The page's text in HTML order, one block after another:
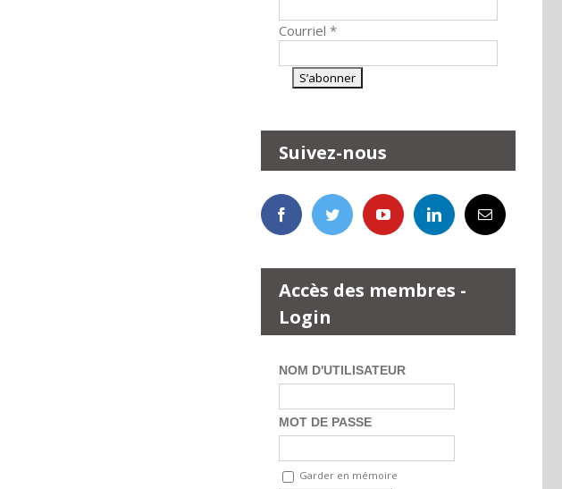
Courriel *
Suivez-nous
Accès des membres -
Login
NOM D'UTILISATEUR
MOT DE PASSE
Garder en mémoire